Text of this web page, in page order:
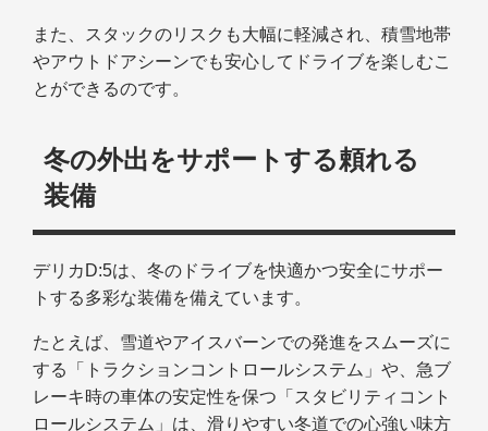
また、スタックのリスクも大幅に軽減され、積雪地帯
やアウトドアシーンでも安心してドライブを楽しむこ
とができるのです。
冬の外出をサポートする頼れる
装備
デリカD:5は、冬のドライブを快適かつ安全にサポー
トする多彩な装備を備えています。
たとえば、雪道やアイスバーンでの発進をスムーズに
する「トラクションコントロールシステム」や、急ブ
レーキ時の車体の安定性を保つ「スタビリティコント
ロールシステム」は、滑りやすい冬道での心強い味方